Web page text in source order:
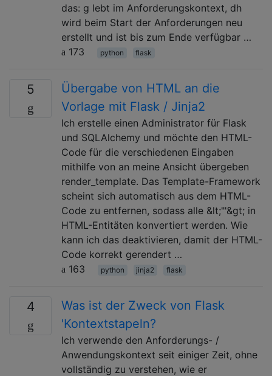
das: g lebt im Anforderungskontext, dh
wird beim Start der Anforderungen neu
erstellt und ist bis zum Ende verfügbar …
173
python flask
5
Übergabe von HTML an die
Vorlage mit Flask / Jinja2
Ich erstelle einen Administrator für Flask
und SQLAlchemy und möchte den HTML-
Code für die verschiedenen Eingaben
mithilfe von an meine Ansicht übergeben
render_template. Das Template-Framework
scheint sich automatisch aus dem HTML-
Code zu entfernen, sodass alle &lt;"'&gt; in
HTML-Entitäten konvertiert werden. Wie
kann ich das deaktivieren, damit der HTML-
Code korrekt gerendert …
163
python jinja2 flask
4
Was ist der Zweck von Flask
'Kontextstapeln?
Ich verwende den Anforderungs- /
Anwendungskontext seit einiger Zeit, ohne
vollständig zu verstehen, wie er